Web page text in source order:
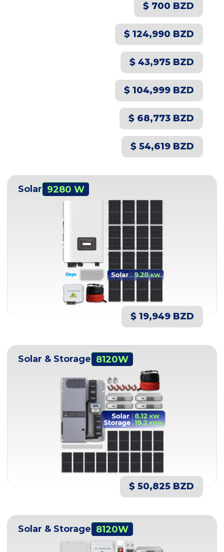
$ 700 BZD
$ 124,990 BZD
$ 43,975 BZD
$ 104,999 BZD
$ 68,773 BZD
$ 54,619 BZD
Solar 9280 W
$ 19,949 BZD
Solar & Storage 8120W
$ 50,825 BZD
Solar & Storage 8120W